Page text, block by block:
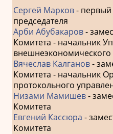
Сергей Марков- первый
председателя
Арби Абубакаров-
Комитета - начальник
внешнеэкономического
Вячеслав Калганов-
Комитета - начальник
протокольного
Низами Мамишев-
Комитета
Евгений Кассюра -
Комитета